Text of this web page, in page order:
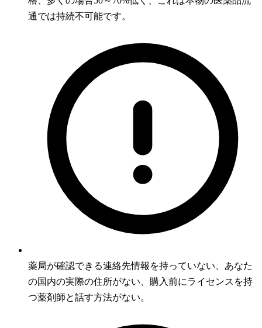
通では持続不可能です。
薬局が確認できる連絡先情報を持っていない、あなた
の国内の実際の住所がない、購入前にライセンスを持
つ薬剤師と話す方法がない。